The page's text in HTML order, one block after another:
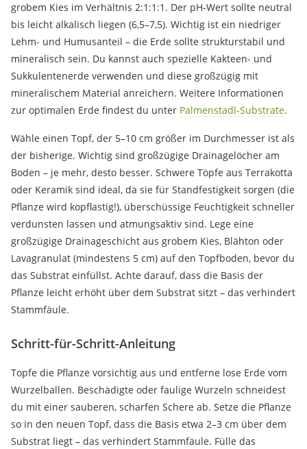
grobem Kies im Verhältnis 2:1:1:1. Der pH-Wert sollte neutral
bis leicht alkalisch liegen (6,5–7,5). Wichtig ist ein niedriger
Lehm- und Humusanteil – die Erde sollte strukturstabil und
mineralisch sein. Du kannst auch spezielle Kakteen- und
Sukkulentenerde verwenden und diese großzügig mit
mineralischem Material anreichern. Weitere Informationen
zur optimalen Erde findest du unter Palmenstadl-Substrate.
Wähle einen Topf, der 5–10 cm größer im Durchmesser ist als
der bisherige. Wichtig sind großzügige Drainagelöcher am
Boden – je mehr, desto besser. Schwere Töpfe aus Terrakotta
oder Keramik sind ideal, da sie für Standfestigkeit sorgen (die
Pflanze wird kopflastig!), überschüssige Feuchtigkeit schneller
verdunsten lassen und atmungsaktiv sind. Lege eine
großzügige Drainageschicht aus grobem Kies, Blähton oder
Lavagranulat (mindestens 5 cm) auf den Topfboden, bevor du
das Substrat einfüllst. Achte darauf, dass die Basis der
Pflanze leicht erhöht über dem Substrat sitzt – das verhindert
Stammfäule.
Schritt-für-Schritt-Anleitung
Topfe die Pflanze vorsichtig aus und entferne lose Erde vom
Wurzelballen. Beschädigte oder faulige Wurzeln schneidest
du mit einer sauberen, scharfen Schere ab. Setze die Pflanze
so in den neuen Topf, dass die Basis etwa 2–3 cm über dem
Substrat liegt – das verhindert Stammfäule. Fülle das